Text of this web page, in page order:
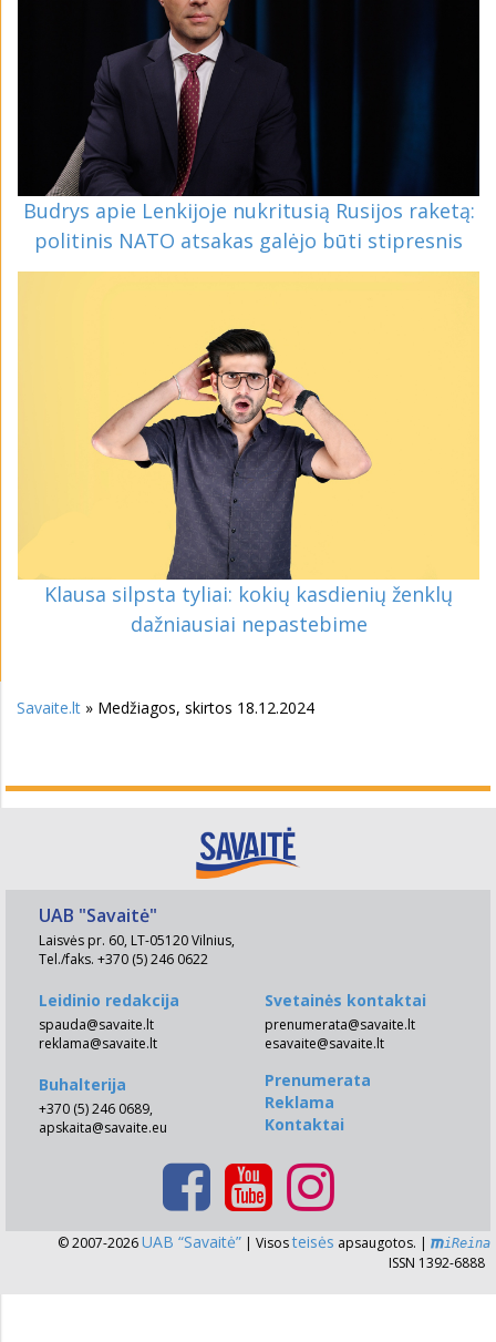
Budrys apie Lenkijoje nukritusią Rusijos raketą:
politinis NATO atsakas galėjo būti stipresnis
Klausa silpsta tyliai: kokių kasdienių ženklų
dažniausiai nepastebime
Savaite.lt » Medžiagos, skirtos 18.12.2024
UAB "Savaitė"
Laisvės pr. 60, LT-05120 Vilnius,
Tel./faks. +370 (5) 246 0622
Leidinio redakcija
spauda@savaite.lt
reklama@savaite.lt
Svetainės kontaktai
prenumerata@savaite.lt
esavaite@savaite.lt
Buhalterija
+370 (5) 246 0689,
apskaita@savaite.eu
Prenumerata
Reklama
Kontaktai
© 2007-2026UAB “Savaitė” | Visosteisės apsaugotos. | iReina
ISSN 1392-6888